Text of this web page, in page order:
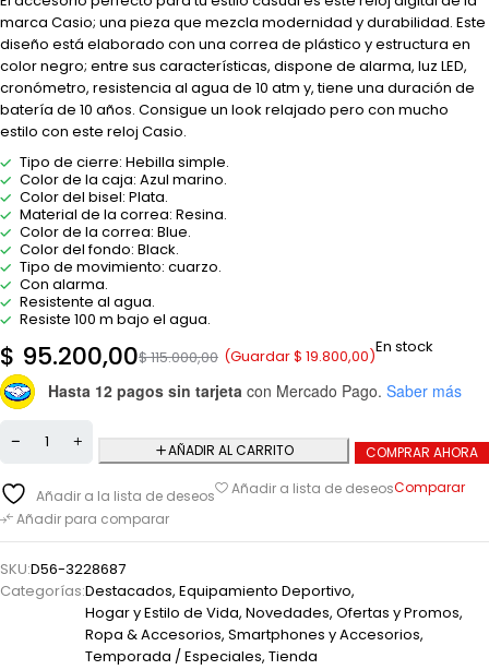
marca Casio; una pieza que mezcla modernidad y durabilidad. Este
diseño está elaborado con una correa de plástico y estructura en
color negro; entre sus características, dispone de alarma, luz LED,
cronómetro, resistencia al agua de 10 atm y, tiene una duración de
batería de 10 años. Consigue un look relajado pero con mucho
estilo con este reloj Casio.
Tipo de cierre: Hebilla simple.
Color de la caja: Azul marino.
Color del bisel: Plata.
Material de la correa: Resina.
Color de la correa: Blue.
Color del fondo: Black.
Tipo de movimiento: cuarzo.
Con alarma.
Resistente al agua.
Resiste 100 m bajo el agua.
$115.000,00
$ 95.200,00 (Guardar$ 19.800,00)En stock
Hasta 12 pagos sin tarjeta con Mercado Pago. Saber más
AÑADIR AL CARRITO COMPRAR AHORA
Añadir a la lista de deseos Añadir a lista de deseosComparar
Añadir para comparar
SKU:D56-3228687
Categorías:Destacados, Equipamiento Deportivo,
Hogar y Estilo de Vida, Novedades, Ofertas y Promos,
Ropa & Accesorios, Smartphones y Accesorios,
Temporada / Especiales, Tienda